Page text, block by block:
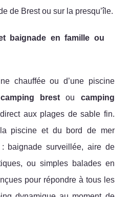
de Brest ou sur la presqu’île.
baignade en famille ou
chauffée ou d’une piscine
camping brest ou camping
aux plages de sable fin.
piscine et du bord de mer
baignade surveillée, aire de
ou simples balades en
pour répondre à tous les